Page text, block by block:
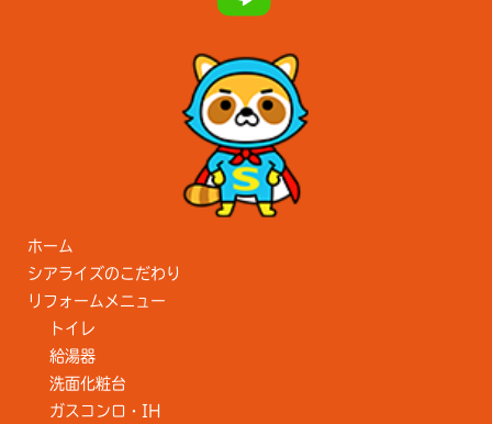
ホーム
シアライズのこだわり
リフォームメニュー
トイレ
給湯器
洗面化粧台
ガスコンロ・IH